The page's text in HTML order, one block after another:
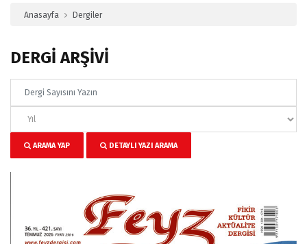
Anasayfa Dergiler
DERGİ ARŞİVİ
ARAMA YAP DETAYLI YAZI ARAMA